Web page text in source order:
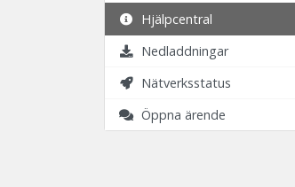
Hjälpcentral
Nedladdningar
Nätverksstatus
Öppna ärende